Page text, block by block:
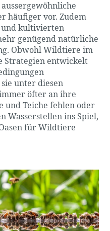
häufiger vor. Zudem
und kultivierten
genügend natürliche
Obwohl Wildtiere im
Strategien entwickelt
unter diesen
öfter an ihre
und Teiche fehlen oder
Wasserstellen ins Spiel,
für Wildtiere